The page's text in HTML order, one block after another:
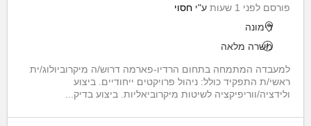
פורסם לפני 1 שעות ע"י חסוי
דימונה
משרה מלאה
למעבדה המתמחה בתחום הרדיו-פארמה דרוש/ה מיקרוביולוג/ית
ראשי/ת התפקיד כולל: ניהול פרויקטים ייחודיים. ביצוע
ולידציה/ווריפיקציה לשיטות מיקרוביאליות. ביצוע בדיק...